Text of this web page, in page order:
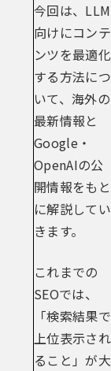
今回は、LLM
向けにコンテ
ンツを最適化
する方法につ
いて、海外の
最新情報と
Google・
OpenAIの公
開情報をもと
に解説してい
きます。
これまでの
SEOでは、
「検索結果で
上位表示され
ること」が大